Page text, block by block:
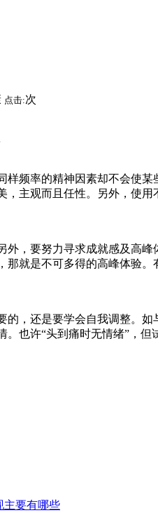
点击:次
样频率的精神因素却不会使
主观而且任性。另外，使
，要努力寻求成就感及高
就是不可多得的高峰体验
，还是要学会自我调整。如
也许“头到痛时无情绪”，但
主要有哪些